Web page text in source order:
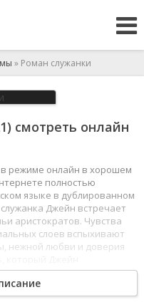
» Роман служанки
смотреть онлайн
в режиме онлайн в хорошем
полностью
языке в дублированном
Джейн встречает
аристократов. Чувства
слоев вспыхивают
нежной любви и доверия
деталях. Он и